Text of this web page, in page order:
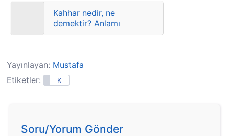
Kahhar nedir, ne
demektir? Anlamı
Yayınlayan: Mustafa
Etiketler:
K
Soru/Yorum Gönder